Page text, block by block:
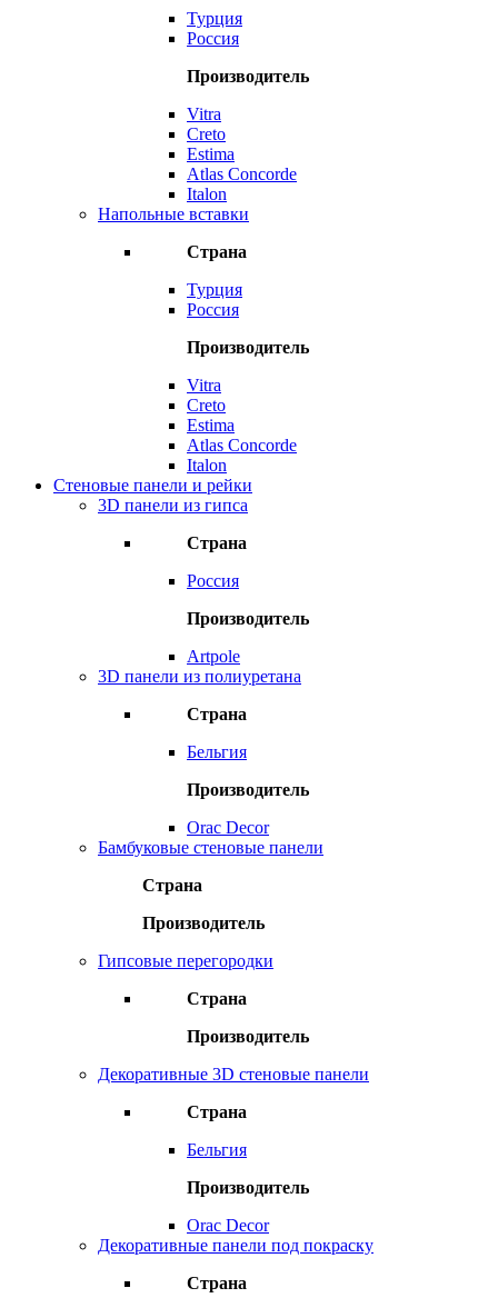
Турция
Россия
Производитель
Vitra
Creto
Estima
Atlas Concorde
Italon
Напольные вставки
Страна
Турция
Россия
Производитель
Vitra
Creto
Estima
Atlas Concorde
Italon
Стеновые панели и рейки
3D панели из гипса
Страна
Россия
Производитель
Artpole
3D панели из полиуретана
Страна
Бельгия
Производитель
Orac Decor
Бамбуковые стеновые панели
Страна
Производитель
Гипсовые перегородки
Страна
Производитель
Декоративные 3D стеновые панели
Страна
Бельгия
Производитель
Orac Decor
Декоративные панели под покраску
Страна